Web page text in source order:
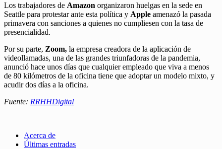
Los trabajadores de Amazon organizaron huelgas en la sede en
Seattle para protestar ante esta política y Apple amenazó la pasada
primavera con sanciones a quienes no cumpliesen con la tasa de
presencialidad.
Por su parte, Zoom, la empresa creadora de la aplicación de
videollamadas, una de las grandes triunfadoras de la pandemia,
anunció hace unos días que cualquier empleado que viva a menos
de 80 kilómetros de la oficina tiene que adoptar un modelo mixto, y
acudir dos días a la oficina.
Fuente: RRHHDigital
Acerca de
Últimas entradas